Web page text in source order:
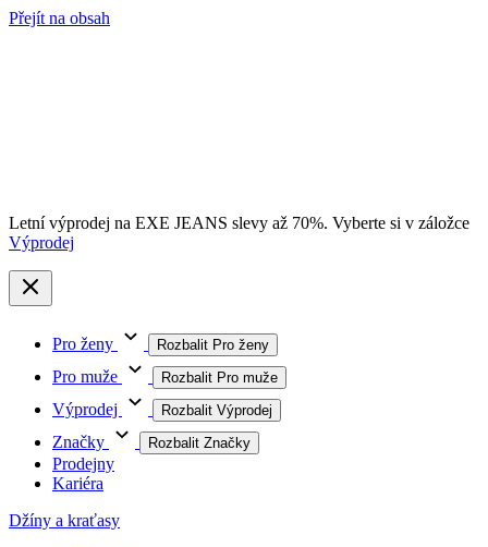
Přejít na obsah
Letní výprodej na EXE JEANS slevy až 70%. Vyberte si v záložce
Výprodej
Pro ženy Rozbalit Pro ženy
Pro muže Rozbalit Pro muže
Výprodej Rozbalit Výprodej
Značky Rozbalit Značky
Prodejny
Kariéra
Džíny a kraťasy